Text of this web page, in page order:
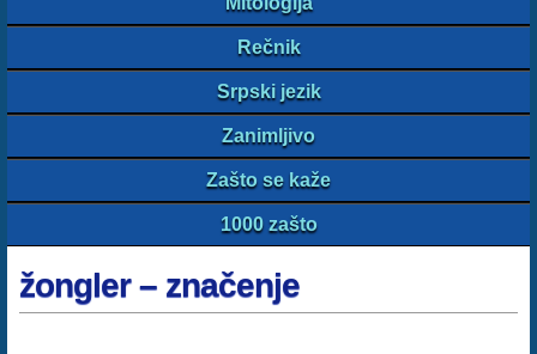
Rečnik
Srpski jezik
Zanimljivo
Zašto se kaže
1000 zašto
žongler – značenje